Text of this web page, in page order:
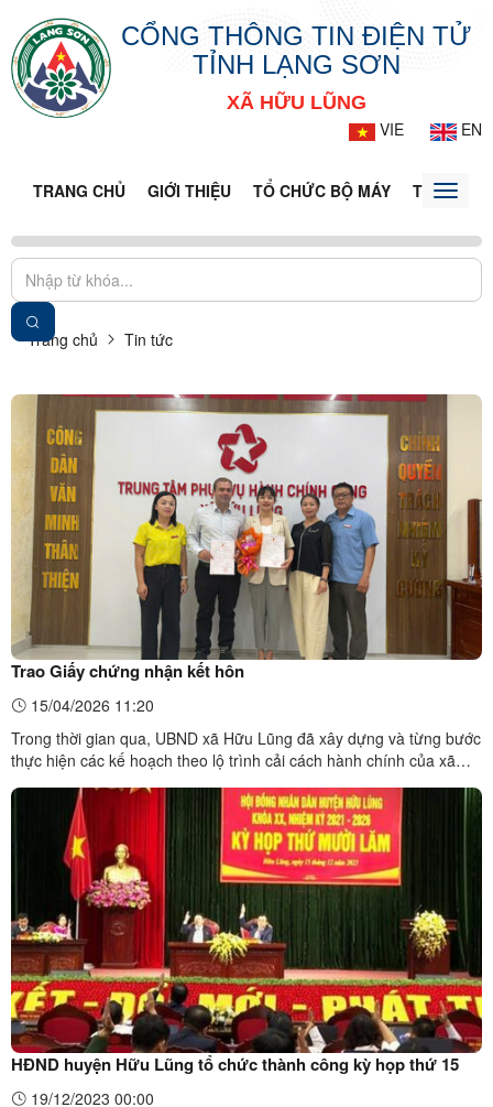
CỔNG THÔNG TIN ĐIỆN TỬ
TỈNH LẠNG SƠN
XÃ HỮU LŨNG
VIE
EN
TRANG CHỦ GIỚI THIỆU TỔ CHỨC BỘ MÁY TIN TỨC -
Toggle
Trang chủ Tin tức
Trao Giấy chứng nhận kết hôn
15/04/2026 11:20
Trong thời gian qua, UBND xã Hữu Lũng đã xây dựng và từng bước
thực hiện các kế hoạch theo lộ trình cải cách hành chính của xã
xã hội của địa phương. Trong công tác cải cách hành chính và xây
dựng Chính quyền thân thiện, UBND xã duy ...
HĐND huyện Hữu Lũng tổ chức thành công kỳ họp thứ 15
19/12/2023 00:00